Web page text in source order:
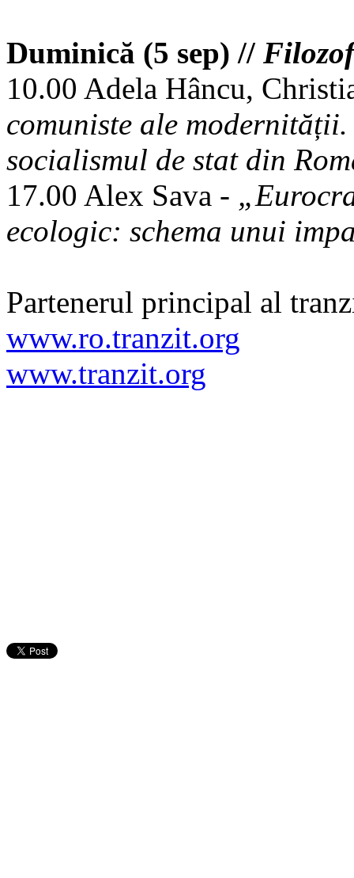
Duminică (5 sep) //
10.00 Adela Hâncu,
comuniste ale
socialismul de stat din
17.00 Alex Sava -
ecologic: schema unui
Partenerul principal al
www.ro.tranzit.org
www.tranzit.org